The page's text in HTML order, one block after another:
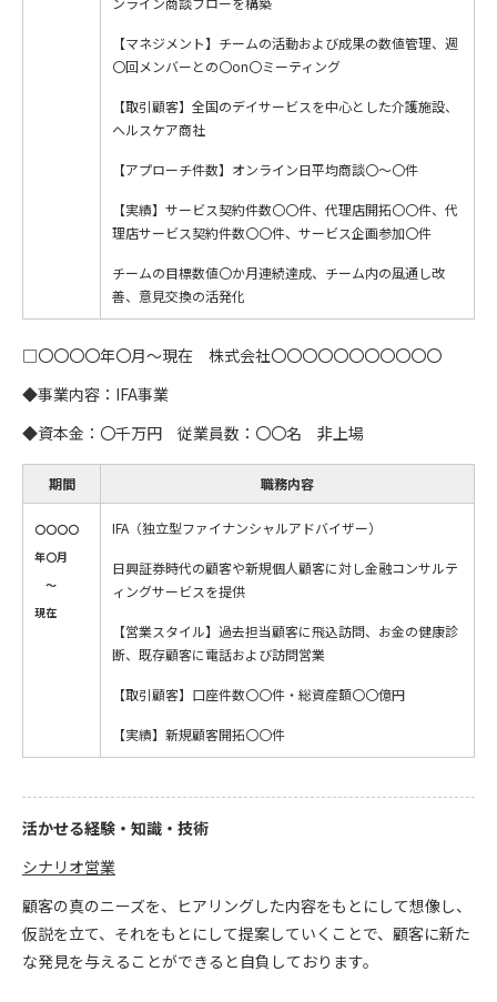
【マネジメント】チームの活動および成果の数値管理、週
〇回メンバーとの〇on〇ミーティング
【取引顧客】全国のデイサービスを中心とした介護施設、
ヘルスケア商社
【アプローチ件数】オンライン日平均商談〇～〇件
【実績】サービス契約件数〇〇件、代理店開拓〇〇件、代
理店サービス契約件数〇〇件、サービス企画参加〇件
チームの目標数値〇か月連続達成、チーム内の風通し改
善、意見交換の活発化
□〇〇〇〇年〇月～現在 株式会社〇〇〇〇〇〇〇〇〇〇〇
◆事業内容：IFA事業
◆資本金：〇千万円 従業員数：〇〇名 非上場
期間 職務内容
〇〇〇〇
年〇月
～
現在
IFA（独立型ファイナンシャルアドバイザー）
日興証券時代の顧客や新規個人顧客に対し金融コンサルテ
ィングサービスを提供
【営業スタイル】過去担当顧客に飛込訪問、お金の健康診
断、既存顧客に電話および訪問営業
【取引顧客】口座件数〇〇件・総資産額〇〇億円
【実績】新規顧客開拓〇〇件
活かせる経験・知識・技術
シナリオ営業
顧客の真のニーズを、ヒアリングした内容をもとにして想像し、
仮説を立て、それをもとにして提案していくことで、顧客に新た
な発見を与えることができると自負しております。